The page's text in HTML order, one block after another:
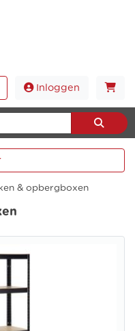
Inloggen
& opbergboxen